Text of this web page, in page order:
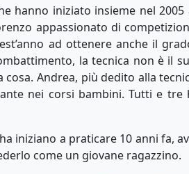
hanno iniziato insieme nel
appassionato di
ad ottenere anche il
la tecnica non è il
Andrea, più dedito alla
nei corsi bambini. Tutti e
iniziano a praticare 10 anni fa,
come un giovane ragazzino.